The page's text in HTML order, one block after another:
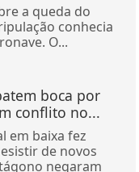
a queda do
conhecia
O...
boca por
conflito no...
em baixa fez
de novos
negaram